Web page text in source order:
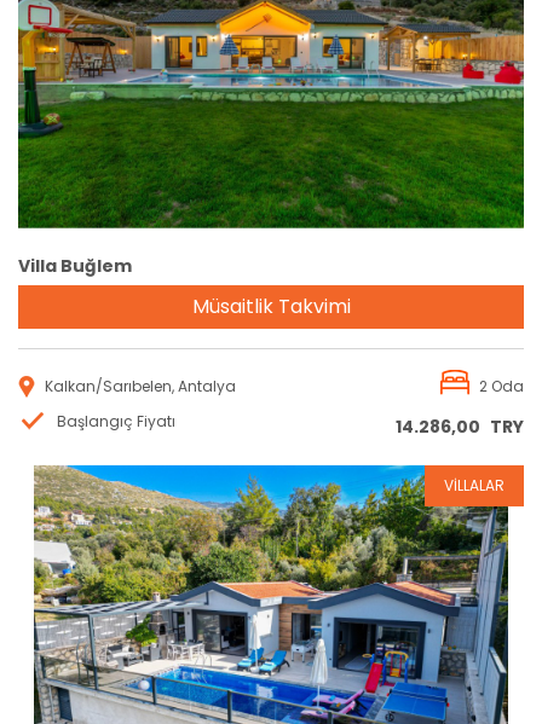
Rezervasyon
Villa Buğlem
Müsaitlik Takvimi
Kalkan/Sarıbelen, Antalya
2 Oda
Başlangıç Fiyatı
14.286,00 TRY
Rezervasyon
VİLLALAR